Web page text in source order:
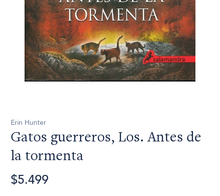
Erin Hunter
Gatos guerreros, Los. Antes de
la tormenta
$5.499